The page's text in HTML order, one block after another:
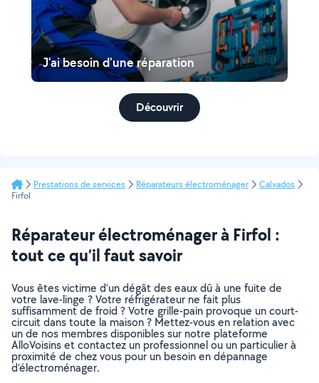
J'ai besoin d'une réparation
Découvrir
Prestations de services Réparateurs électroménager
Calvados
Firfol
Réparateur électroménager à Firfol :
tout ce qu’il faut savoir
Vous êtes victime d’un dégât des eaux dû à une fuite de
votre lave-linge ? Votre réfrigérateur ne fait plus
suffisamment de froid ? Votre grille-pain provoque un court-
circuit dans toute la maison ? Mettez-vous en relation avec
un de nos membres disponibles sur notre plateforme
AlloVoisins et contactez un professionnel ou un particulier à
proximité de chez vous pour un besoin en dépannage
d’électroménager.